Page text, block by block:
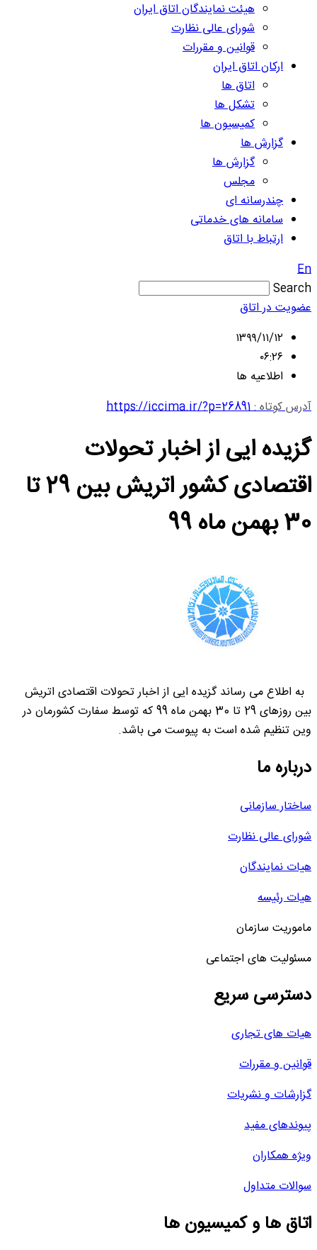
هیئت نمایندگان اتاق ایران
شورای عالی نظارت
قوانین و مقررات
ارکان اتاق ایران
اتاق ها
تشکل ها
کمیسیون ها
گزارش ها
گزارش ها
مجلس
چندرسانه ای
سامانه های خدماتی
ارتباط با اتاق
En
Search
عضویت در اتاق
۱۳۹۹/۱۱/۱۲
۰۶:۲۶
اطلاعیه ها
آدرس کوتاه :https://iccima.ir/?p=26891
گزیده ایی از اخبار تحولات
اقتصادی کشور اتریش بین 29 تا
30 بهمن ماه 99
به اطلاع می رساند گزیده ایی از اخبار تحولات اقتصادی اتریش
بین روزهای 29 تا 30 بهمن ماه 99 که توسط سفارت کشورمان در
وین تنظیم شده است به پیوست می باشد.
درباره ما
ساختار سازمانی
شورای عالی نظارت
هیات نمایندگان
هیات رئیسه
ماموریت سازمان
مسئولیت های اجتماعی
دسترسی سریع
هیات های تجاری
قوانین و مقررات
گزارشات و نشریات
پیوندهای مفید
ویژه همکاران
سوالات متداول
اتاق ها و کمیسیون ها